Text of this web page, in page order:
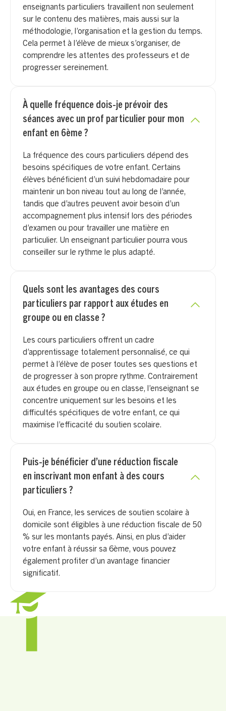
enseignants particuliers travaillent non seulement
sur le contenu des matières, mais aussi sur la
méthodologie, l’organisation et la gestion du temps.
Cela permet à l’élève de mieux s’organiser, de
comprendre les attentes des professeurs et de
progresser sereinement.
À quelle fréquence dois-je prévoir des
séances avec un prof particulier pour mon
enfant en 6ème ?
La fréquence des cours particuliers dépend des
besoins spécifiques de votre enfant. Certains
élèves bénéficient d’un suivi hebdomadaire pour
maintenir un bon niveau tout au long de l’année,
tandis que d’autres peuvent avoir besoin d’un
accompagnement plus intensif lors des périodes
d’examen ou pour travailler une matière en
particulier. Un enseignant particulier pourra vous
conseiller sur le rythme le plus adapté.
Quels sont les avantages des cours
particuliers par rapport aux études en
groupe ou en classe ?
Les cours particuliers offrent un cadre
d’apprentissage totalement personnalisé, ce qui
permet à l’élève de poser toutes ses questions et
de progresser à son propre rythme. Contrairement
aux études en groupe ou en classe, l’enseignant se
concentre uniquement sur les besoins et les
difficultés spécifiques de votre enfant, ce qui
maximise l’efficacité du soutien scolaire.
Puis-je bénéficier d’une réduction fiscale
en inscrivant mon enfant à des cours
particuliers ?
Oui, en France, les services de soutien scolaire à
domicile sont éligibles à une réduction fiscale de 50
% sur les montants payés. Ainsi, en plus d’aider
votre enfant à réussir sa 6ème, vous pouvez
également profiter d’un avantage financier
significatif.